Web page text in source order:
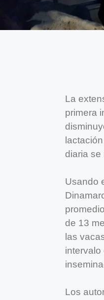
La
primera
diaria se
Usando
de 13
las
intervalo
Los